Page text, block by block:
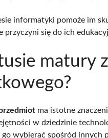
informatyki pomoże im
przyczyni się do ich
matury
ma istotne
w dziedzinie
wybierać spośród innych